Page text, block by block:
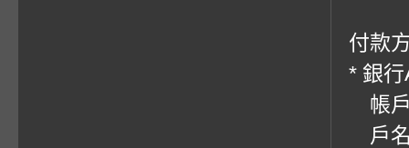
付款
* 銀
帳戶
戶